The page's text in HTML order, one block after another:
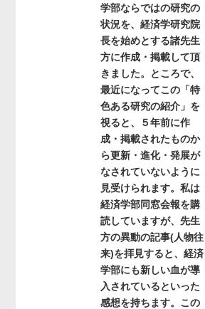
学部ならではの研究の
状況を、経済学研究院
長を始めとする諸先生
方に作成・掲載して頂
きました。ところで、
最近になってこの「特
色ある研究の紹介」を
視ると、５年前に作
成・掲載されたものか
ら更新・進化・発展が
なされていないように
見受けられます。私は
経済学部同窓会報を購
読していますが、先生
方の異動の記事(人物往
来)を拝見すると、経済
学部にも新しい血が導
入されているといった
感想を持ちます。この